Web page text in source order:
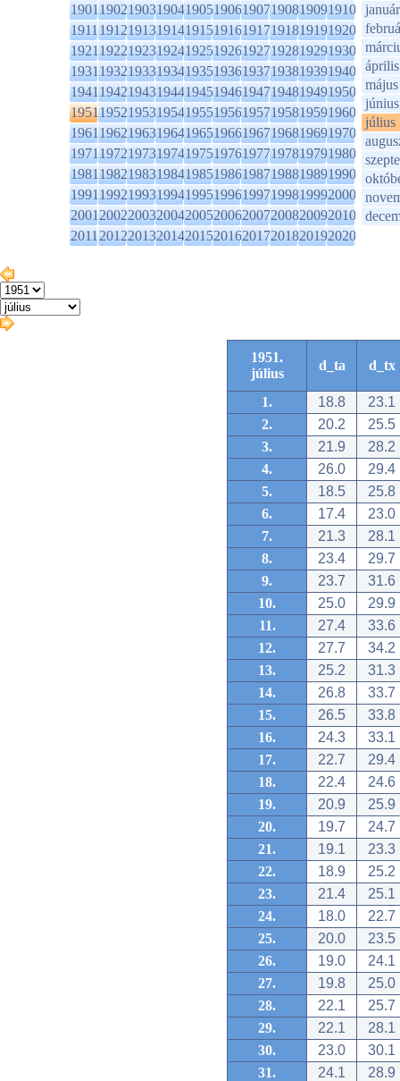
1901190219031904190519061907190819091910
1911191219131914191519161917191819191920
1921192219231924192519261927192819291930
1931193219331934193519361937193819391940
1941194219431944194519461947194819491950
1951195219531954195519561957195819591960
1961196219631964196519661967196819691970
1971197219731974197519761977197819791980
1981198219831984198519861987198819891990
1991199219931994199519961997199819992000
2001200220032004200520062007200820092010
2011201220132014201520162017201820192020
január
április
május
június
július
1951.
július
d_ta d_tx
1. 18.8
23.1
2.
20.2
25.5
3.
21.9
28.2
4.
26.0
29.4
5.
18.5
25.8
6.
17.4
23.0
7.
21.3
28.1
8.
23.4
29.7
9.
23.7
31.6
10.
25.0
29.9
11.
27.4
33.6
12.
27.7
34.2
13.
25.2
31.3
14.
26.8
33.7
15.
26.5
33.8
16.
24.3
33.1
17.
22.7
29.4
18.
22.4
24.6
19.
20.9
25.9
20.
19.7
24.7
21.
19.1
23.3
22.
18.9
25.2
23.
21.4
25.1
24.
18.0
22.7
25.
20.0
23.5
26.
19.0
24.1
27.
19.8
25.0
28.
22.1
25.7
29.
22.1
28.1
30.
23.0
30.1
31.
24.1 28.9